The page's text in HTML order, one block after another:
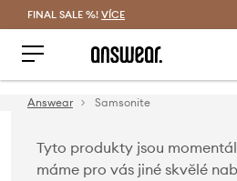
FINAL SALE %! VÍCE
Answear Samsonite
Tyto produkty jsou
máme pro vás jiné skvělé